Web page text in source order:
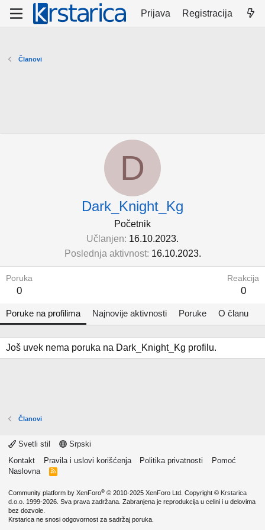
Prijava Registracija
Članovi
D
Dark_Knight_Kg
Početnik
Učlanjen 16.10.2023.
Poslednja aktivnost 16.10.2023.
Poruka
0
Reakcija
0
Poruke na profilima Najnovije aktivnosti Poruke O članu
Još uvek nema poruka na Dark_Knight_Kg profilu.
Članovi
Svetli stil
Srpski
Kontakt
Pravila i uslovi korišćenja Politika privatnosti
Pomoć
Naslovna
R
Community platform by XenForo® © 2010-2025 XenForo Ltd. Copyright © Krstarica
d.o.o. 1999-2026. Sva prava zadržana. Zabranjena je reprodukcija u celini i u delovima
bez dozvole.
Krstarica ne snosi odgovornost za sadržaj poruka.